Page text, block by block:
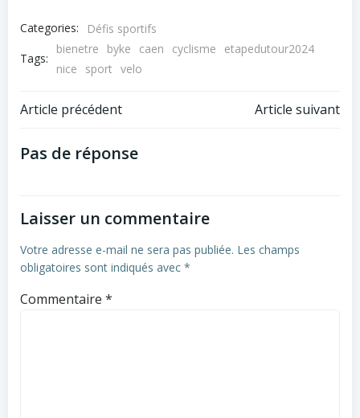
Categories:
Défis sportifs
Tags:
bienetre byke caen cyclisme
etapedutour2024
nice
sport velo
Navigation
de
Article précédent
Navigation
Article suivant
Pas de réponse
Laisser un commentaire
Votre adresse e-mail ne sera pas publiée. Les champs
obligatoires sont indiqués avec *
Commentaire *